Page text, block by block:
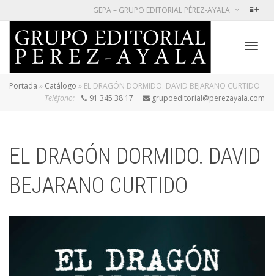
GEPA – GRUPO EDITORIAL PÉREZ-AYALA
Portada » Catálogo » EL DRAGÓN DORMIDO. DAVID BEJARANO CURTIDO
Teléfono:
91 345 38 17 grupoeditorial@perezayala.com
EL DRAGÓN DORMIDO. DAVID
BEJARANO CURTIDO